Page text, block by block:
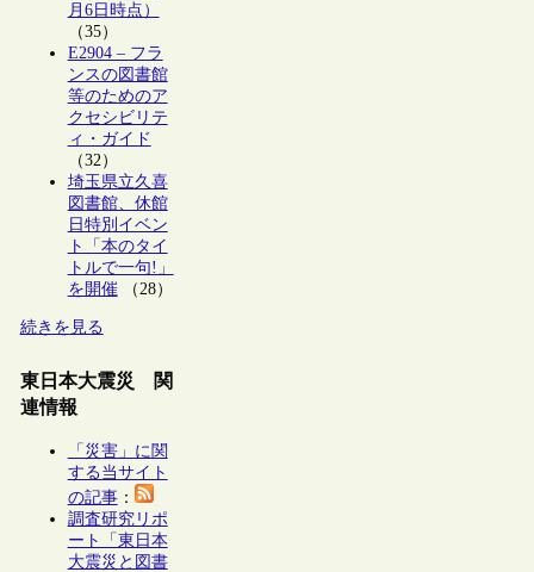
月6日時点）
（35）
E2904 – フラ
ンスの図書館
等のためのア
クセシビリテ
ィ・ガイド
（32）
埼玉県立久喜
図書館、休館
日特別イベン
ト「本のタイ
トルで一句!」
を開催（28）
続きを見る
東日本大震災 関
連情報
「災害」に関
する当サイト
の記事：
調査研究リポ
ート「東日本
大震災と図書